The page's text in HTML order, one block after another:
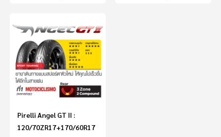
Pirelli Angel GT II :
120/70ZR17+170/60R17